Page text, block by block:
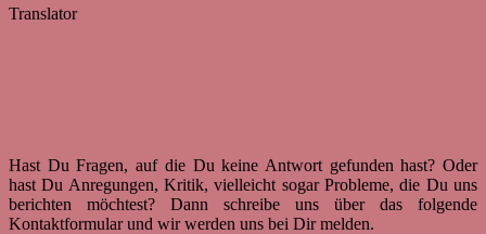
Translator
Hast Du Fragen, auf die Du keine Antwort gefunden hast? Oder
hast Du Anregungen, Kritik, vielleicht sogar Probleme, die Du uns
berichten möchtest? Dann schreibe uns über das folgende
Kontaktformular und wir werden uns bei Dir melden.